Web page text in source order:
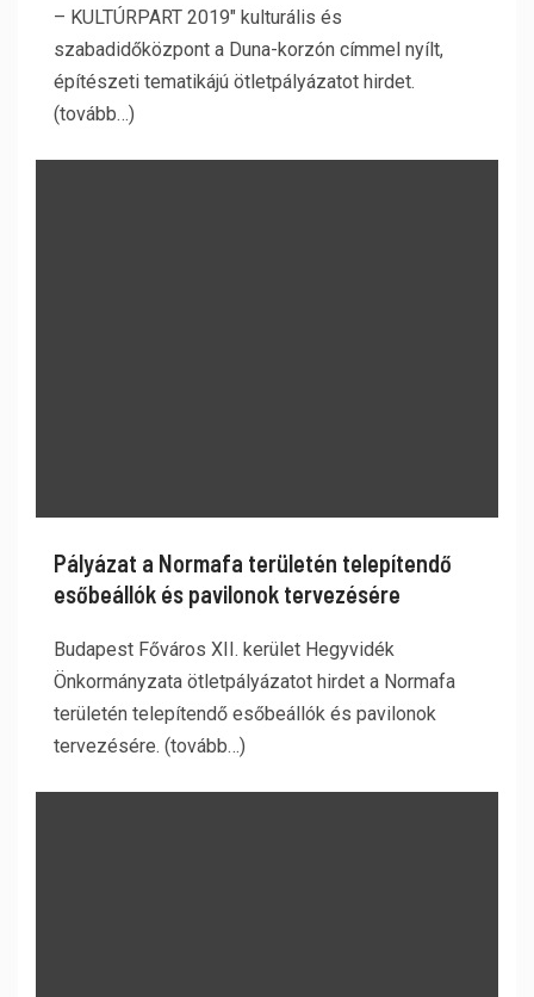
– KULTÚRPART 2019" kulturális és
szabadidőközpont a Duna-korzón címmel nyílt,
építészeti tematikájú ötletpályázatot hirdet.
(tovább…)
Pályázat a Normafa területén telepítendő
esőbeállók és pavilonok tervezésére
Budapest Főváros XII. kerület Hegyvidék
Önkormányzata ötletpályázatot hirdet a Normafa
területén telepítendő esőbeállók és pavilonok
tervezésére. (tovább…)